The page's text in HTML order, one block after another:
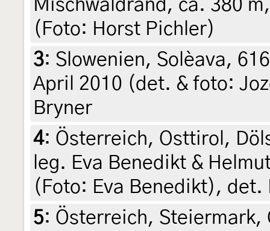
Mischwaldrand, ca. 380
(Foto: Horst Pichler)
3: Slowenien, Solèava,
April 2010 (det. & foto:
Bryner
4: Österreich, Osttirol,
leg. Eva Benedikt &
(Foto: Eva Benedikt), det.
5: Österreich,